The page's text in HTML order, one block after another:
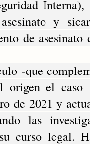
y
de
-que
origen el caso
de 2021 y
las
curso legal.